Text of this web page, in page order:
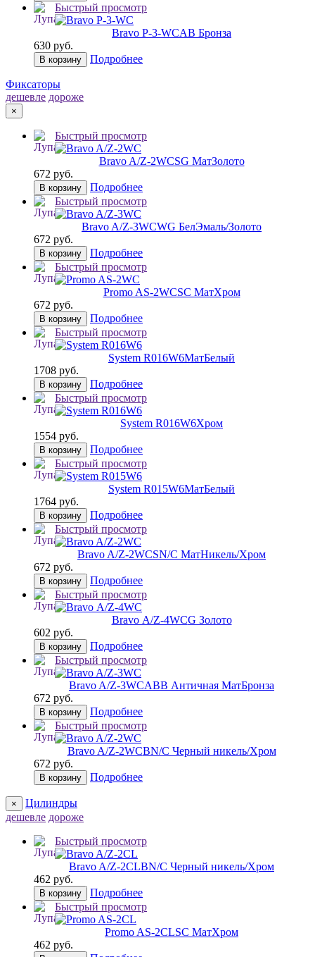
Быстрый просмотр
Bravo P-3-WCAB Бронза
630 руб.
В корзину Подробнее
Фиксаторы
дешевле дороже
×
Быстрый просмотр
Bravo A/Z-2WCSG МатЗолото
672 руб.
В корзину
Подробнее
Быстрый просмотр
Bravo A/Z-3WCWG БелЭмаль/Золото
672 руб.
В корзину
Подробнее
Быстрый просмотр
Promo AS-2WCSC МатХром
672 руб.
В корзину
Подробнее
Быстрый просмотр
System R016W6МатБелый
1708 руб.
В корзину
Подробнее
Быстрый просмотр
System R016W6Хром
1554 руб.
В корзину
Подробнее
Быстрый просмотр
System R015W6МатБелый
1764 руб.
В корзину
Подробнее
Быстрый просмотр
Bravo A/Z-2WCSN/C МатНикель/Хром
672 руб.
В корзину
Подробнее
Быстрый просмотр
Bravo А/Z-4WCG Золото
602 руб.
В корзину
Подробнее
Быстрый просмотр
Bravo A/Z-3WCABB Античная МатБронза
672 руб.
В корзину
Подробнее
Быстрый просмотр
Bravo A/Z-2WCBN/C Черный никель/Хром
672 руб.
В корзину Подробнее
×
Цилиндры
дешевле дороже
Быстрый просмотр
Bravo A/Z-2CLBN/C Черный никель/Хром
462 руб.
В корзину
Подробнее
Быстрый просмотр
Promo AS-2CLSC МатХром
462 руб.